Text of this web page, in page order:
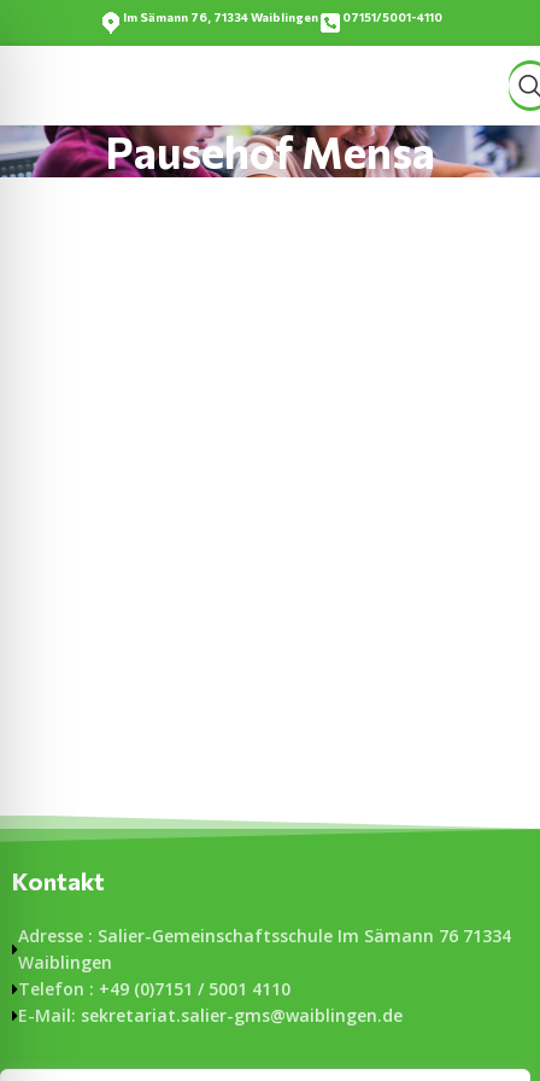
Im Sämann 76, 71334 Waiblingen 07151/5001-4110
Pausehof Mensa
Kontakt
Adresse : Salier-Gemeinschaftsschule Im Sämann 76 71334
Waiblingen
Telefon : +49 (0)7151 / 5001 4110
E-Mail: sekretariat.salier-gms@waiblingen.de